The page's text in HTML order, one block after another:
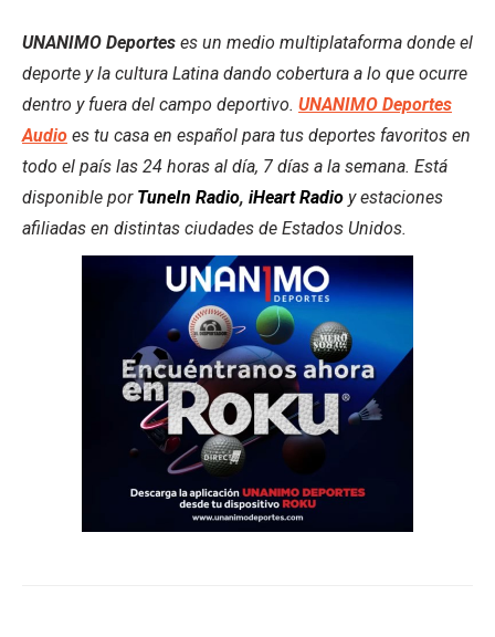
UNANIMO Deportes es un medio multiplataforma donde el
deporte y la cultura Latina dando cobertura a lo que ocurre
dentro y fuera del campo deportivo. UNANIMO Deportes
Audio es tu casa en español para tus deportes favoritos en
todo el país las 24 horas al día, 7 días a la semana. Está
disponible por TuneIn Radio, iHeart Radio y estaciones
afiliadas en distintas ciudades de Estados Unidos.